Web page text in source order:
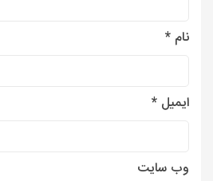
نام *
ایمیل *
وب‌ سایت